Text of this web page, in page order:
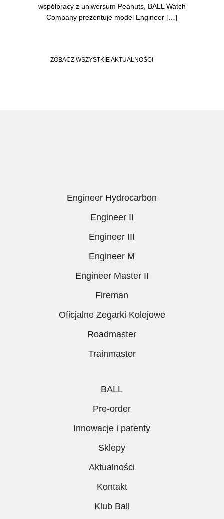
współpracy z uniwersum Peanuts, BALL Watch
Company prezentuje model Engineer […]
ZOBACZ WSZYSTKIE AKTUALNOŚCI
Engineer Hydrocarbon
Engineer II
Engineer III
Engineer M
Engineer Master II
Fireman
Oficjalne Zegarki Kolejowe
Roadmaster
Trainmaster
BALL
Pre-order
Innowacje i patenty
Sklepy
Aktualności
Kontakt
Klub Ball